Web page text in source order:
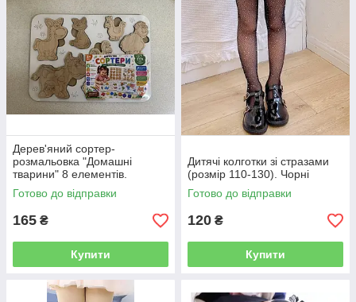
Дерев'яний сортер-
розмальовка "Домашні
тварини" 8 елементів.
Дерев'яний пазл для
розфарбовування.
Розвиваюча іграшка для дітей
3+
Готово до відправки
165 ₴
Купити
Дитячі колготки зі стразами
(розмір 110-130). Чорні
Готово до відправки
120 ₴
Купити